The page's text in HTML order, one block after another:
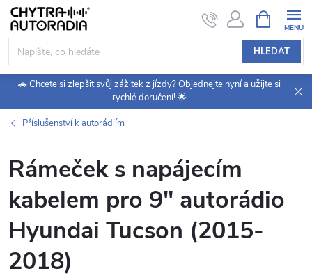
Přejít
obsah
HLEDAT
NÁKUPNÍ
KOŠÍK
🚗 Chcete si zlepšit svůj zážitek z jízdy? Objednejte nyní a užijte si
rychlé doručení! 🌟
Příslušenství k autorádiím
Rámeček s napájecím
kabelem pro 9" autorádio
Hyundai Tucson (2015-
2018)